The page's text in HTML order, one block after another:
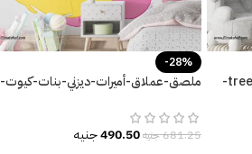
ملصق عملاق-منزل شجرة-tree house-
-28%
ملصق-عملاق-أميرات-ديزني-بنات-كيوت-
681.25جنيه490.50جنيه